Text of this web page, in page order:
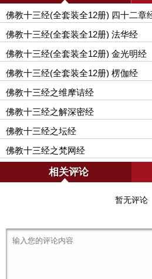
佛教十三经(全套装全12册) 四十二章
佛教十三经(全套装全12册) 法华经
佛教十三经(全套装全12册) 金光明经
佛教十三经(全套装全12册) 楞伽经
佛教十三经之维摩诘经
佛教十三经之解深密经
佛教十三经之坛经
佛教十三经之梵网经
相关评论
暂无评论